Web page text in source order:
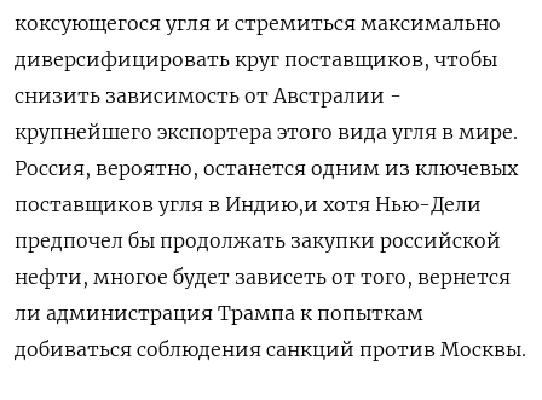
коксующегося угля и стремиться максимально
диверсифицировать круг поставщиков, чтобы
снизить зависимость от Австралии -
крупнейшего экспортера ‌этого вида угля в мире.
Россия, вероятно, останется одним из ключевых
поставщиков угля в Индию,и хотя Нью-Дели
предпочел бы продолжать закупки российской
нефти, многое будет зависеть ​от того, вернется
ли администрация Трампа к попыткам
добиваться соблюдения санкций против Москвы.